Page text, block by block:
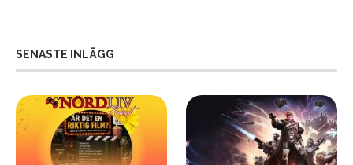
SENASTE INLÄGG